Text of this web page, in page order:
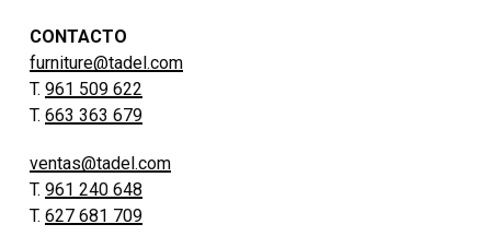
CONTACTO
furniture@tadel.com
T. 961 509 622
T. 663 363 679
ventas@tadel.com
T. 961 240 648
T. 627 681 709